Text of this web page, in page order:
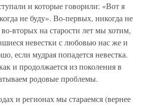
и которые говорили: «Вот я
не буду». Во-первых, никогда не
вторых на старости лет мы хотим,
невестки с любовью нас же и
если мудрая попадется невестка.
и продолжается из поколения в
родовые проблемы.
и регионах мы стараемся (вернее